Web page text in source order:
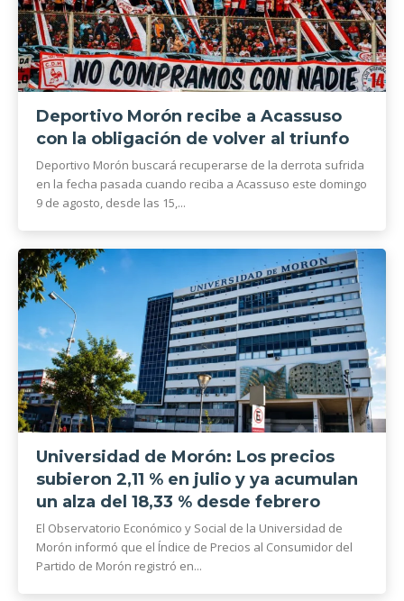
Deportivo Morón recibe a Acassuso
con la obligación de volver al triunfo
Deportivo Morón buscará recuperarse de la derrota sufrida
en la fecha pasada cuando reciba a Acassuso este domingo
9 de agosto, desde las 15,...
Universidad de Morón: Los precios
subieron 2,11 % en julio y ya acumulan
un alza del 18,33 % desde febrero
El Observatorio Económico y Social de la Universidad de
Morón informó que el Índice de Precios al Consumidor del
Partido de Morón registró en...